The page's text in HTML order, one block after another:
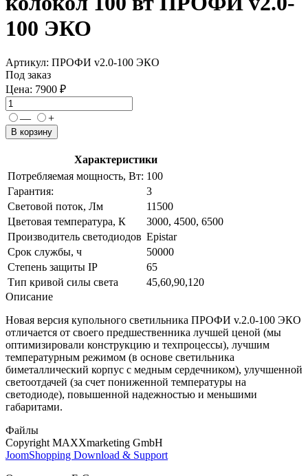
100 ЭКО
Артикул: ПРОФИ v2.0-100 ЭКО
Под заказ
Цена: 7900 ₽
— +
В корзину
Характеристики
Потребляемая мощность, Вт: 100
Гарантия:
3
Световой поток, Лм
11500
Цветовая температура, К
3000, 4500, 6500
Производитель светодиодов Epistar
Срок службы, ч
50000
Степень защиты IP
65
Тип кривой силы света
45,60,90,120
Описание
Новая версия купольного светильника ПРОФИ v.2.0-100 ЭКО
отличается от своего предшественника лучшей ценой (мы
оптимизировали конструкцию и техпроцессы), лучшим
температурным режимом (в основе светильника
биметаллический корпус с медным сердечником), улучшенной
светоотдачей (за счет пониженной температуры на
светодиоде), повышенной надежностью и меньшими
габаритами.
Файлы
Copyright MAXXmarketing GmbH
JoomShopping Download & Support